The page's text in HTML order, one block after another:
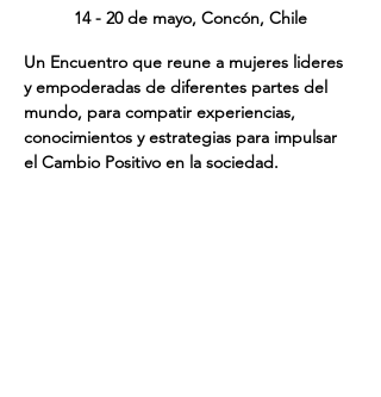
14 - 20 de mayo, Concón, Chile
Un Encuentro que reune a mujeres lideres
y empoderadas de diferentes partes del
mundo, para compatir experiencias,
conocimientos y estrategias para impulsar
el Cambio Positivo en la sociedad.